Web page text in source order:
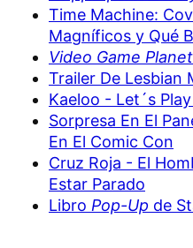
Time Machine:
Magníficos y Qué
Video Game
Trailer De Lesbian
Kaeloo - Let´s
Sorpresa En El
En El Comic Con
Cruz Roja - El
Estar Parado
Libro Pop-Up de